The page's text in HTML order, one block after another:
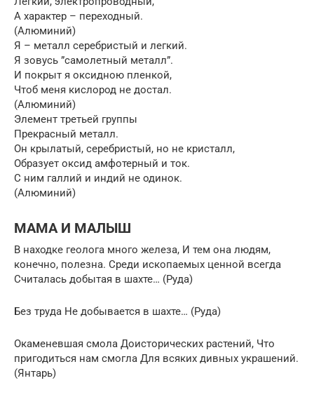
А характер – переходный.
(Алюминий)
Я – металл серебристый и легкий.
Я зовусь ”самолетный металл”.
И покрыт я оксидною пленкой,
Чтоб меня кислород не достал.
(Алюминий)
Элемент третьей группы
Прекрасный металл.
Он крылатый, серебристый, но не кристалл,
Образует оксид амфотерный и ток.
С ним галлий и индий не одинок.
(Алюминий)
МАМА И МАЛЫШ
В находке геолога много железа, И тем она людям,
конечно, полезна. Среди ископаемых ценной всегда
Считалась добытая в шахте… (Руда)
Без труда Не добывается в шахте… (Руда)
Окаменевшая смола Доисторических растений, Что
пригодиться нам смогла Для всяких дивных украшений.
(Янтарь)